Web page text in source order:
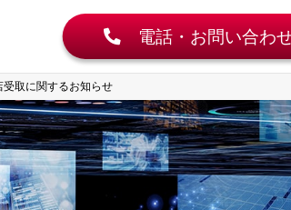
電話・お問い合わ
受取に関するお知らせ